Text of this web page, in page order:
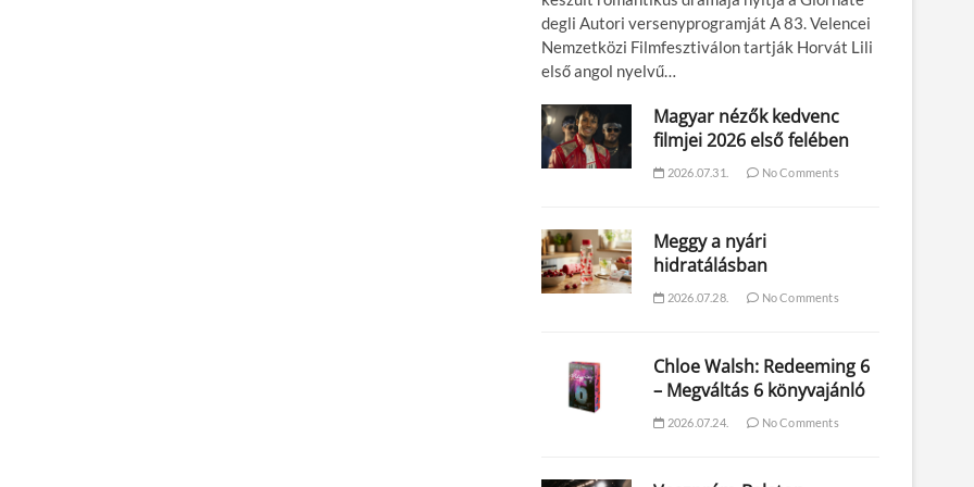
degli Autori versenyprogramját A 83. Velencei
Nemzetközi Filmfesztiválon tartják Horvát Lili
első angol nyelvű…
Magyar nézők kedvenc
filmjei 2026 első felében
2026.07.31. No Comments
Meggy a nyári
hidratálásban
2026.07.28. No Comments
Chloe Walsh: Redeeming 6
– Megváltás 6 könyvajánló
2026.07.24. No Comments